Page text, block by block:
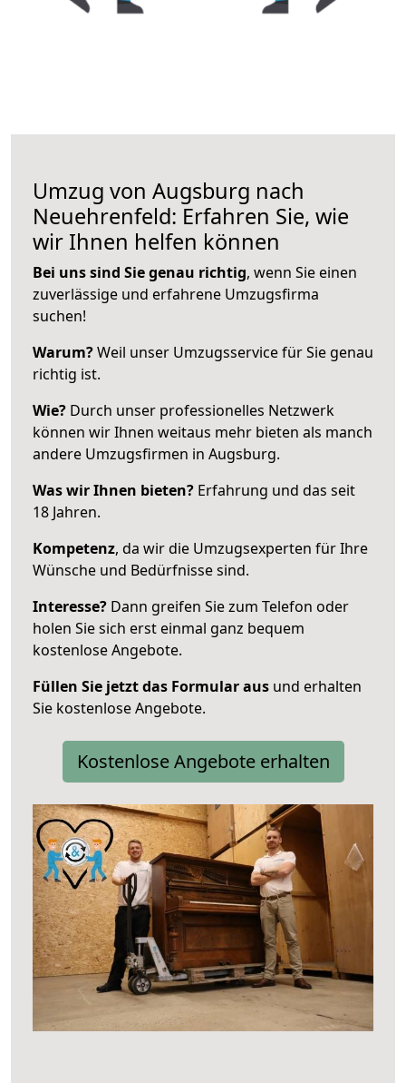
Umzug von Augsburg nach
Neuehrenfeld: Erfahren Sie, wie
wir Ihnen helfen können
Bei uns sind Sie genau richtig, wenn Sie einen
zuverlässige und erfahrene Umzugsfirma
suchen!
Warum?Weil unser Umzugsservice für Sie genau
richtig ist.
Wie? Durch unser professionelles Netzwerk
können wir Ihnen weitaus mehr bieten als manch
andere Umzugsfirmen in Augsburg.
Was wir Ihnen bieten? Erfahrung und das seit
18 Jahren.
Kompetenz, da wir die Umzugsexperten für Ihre
Wünsche und Bedürfnisse sind.
Interesse? Dann greifen Sie zum Telefon oder
holen Sie sich erst einmal ganz bequem
kostenlose Angebote.
Füllen Sie jetzt das Formular aus und erhalten
Sie kostenlose Angebote.
Kostenlose Angebote erhalten